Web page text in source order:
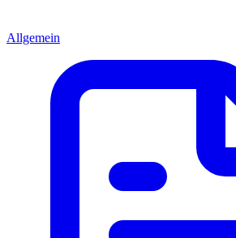
Allgemein